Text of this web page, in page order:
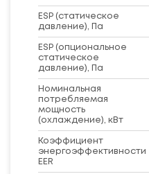
ESP (статическое
давление), Па
ESP (опциональное
статическое
давление), Па
Номинальная
потребляемая
мощность
(охлаждение), кВт
Коэффициент
энергоэффективности
EER